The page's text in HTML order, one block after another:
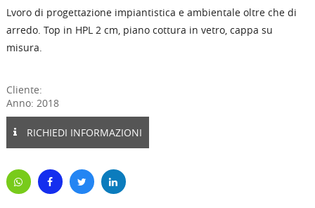
Lvoro di progettazione impiantistica e ambientale oltre che di
arredo. Top in HPL 2 cm, piano cottura in vetro, cappa su
misura.
Cliente:
Anno: 2018
RICHIEDI INFORMAZIONI